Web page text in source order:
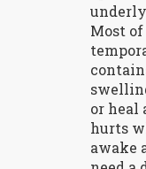
Most
or heal
hurts
awake